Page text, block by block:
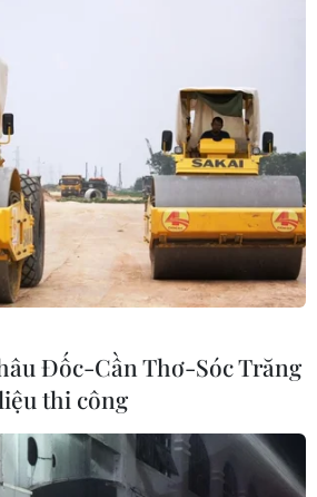
Đốc-Cần Thơ-Sóc Trăng
thi công